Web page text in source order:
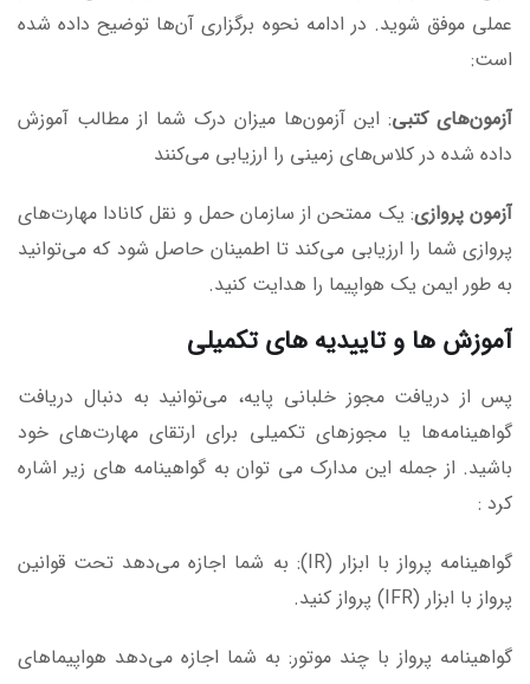
عملی موفق شوید. در ادامه نحوه برگزاری آن‌ها توضیح داده شده
است:
آزمون‌های کتبی: این آزمون‌ها میزان درک شما از مطالب آموزش
داده شده در کلاس‌های زمینی را ارزیابی می‌کنند
آزمون پروازی: یک ممتحن از سازمان حمل و نقل کانادا مهارت‌های
پروازی شما را ارزیابی می‌کند تا اطمینان حاصل شود که می‌توانید
به طور ایمن یک هواپیما را هدایت کنید.
آموزش ها و تاییدیه های تکمیلی
پس از دریافت مجوز خلبانی پایه، می‌توانید به دنبال دریافت
گواهینامه‌ها یا مجوزهای تکمیلی برای ارتقای مهارت‌های خود
باشید. از جمله این مدارک می توان به گواهینامه های زیر اشاره
کرد :
گواهینامه پرواز با ابزار (IR): به شما اجازه می‌دهد تحت قوانین
پرواز با ابزار (IFR) پرواز کنید.
گواهینامه پرواز با چند موتور: به شما اجازه می‌دهد هواپیماهای